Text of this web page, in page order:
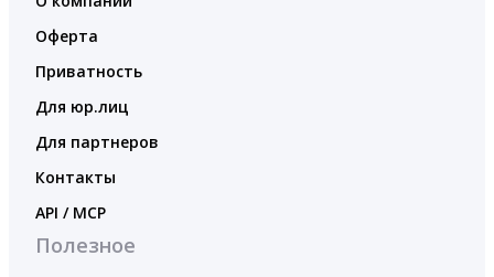
Оферта
Приватность
Для юр.лиц
Для партнеров
Контакты
API / MCP
Полезное